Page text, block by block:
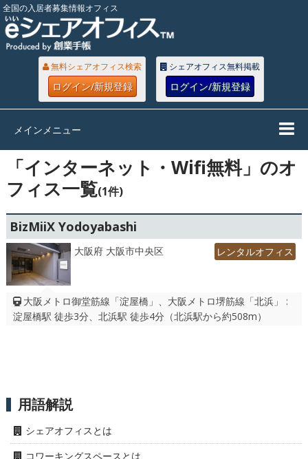
全国の入居者募集情報オフィス
無料シェアオフィス検索
ログイン/新規登録
シェアオフィス無料掲載
ログイン/新規登録
メインメニュー
「インターネット・Wifi無料」のオ
フィス一覧(1件)
BizMiiX Yodoyabashi
大阪府 大阪市中央区 レンタルオフィス
大阪メトロ御堂筋線「淀屋橋」、大阪メトロ堺筋線「北浜」 :
淀屋橋駅 徒歩3分、北浜駅 徒歩4分（北浜駅から約508m）
用語解説
シェアオフィスとは
コワーキングスペースとは